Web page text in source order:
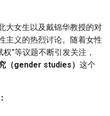
大女生以及戴锦华教授的对
主义的热烈讨论。随着女性
权”等议题不断引发关注，
（gender studies） 这个